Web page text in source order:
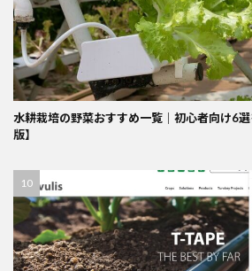
水耕栽培の野菜おすすめ一覧｜初心者向け6
版】